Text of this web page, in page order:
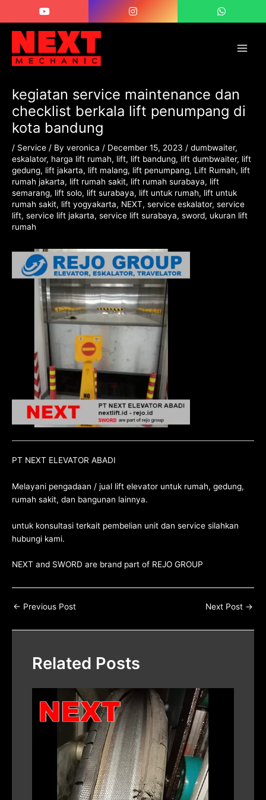
content
kegiatan service maintenance dan
checklist berkala lift penumpang di
kota bandung
/ Service / By veronica / December 15, 2023 / dumbwaiter,
eskalator, harga lift rumah, lift, lift bandung, lift dumbwaiter, lift
gedung, lift jakarta, lift malang, lift penumpang, Lift Rumah, lift
rumah jakarta, lift rumah sakit, lift rumah surabaya, lift
semarang, lift solo, lift surabaya, lift untuk rumah, lift untuk
rumah sakit, lift yogyakarta, NEXT, service eskalator, service
lift, service lift jakarta, service lift surabaya, sword, ukuran lift
rumah
PT NEXT ELEVATOR ABADI
Melayani pengadaan / jual lift elevator untuk rumah, gedung,
rumah sakit, dan bangunan lainnya.
untuk konsultasi terkait pembelian unit dan service silahkan
hubungi kami.
NEXT and SWORD are brand part of REJO GROUP
navigation
← Previous Post Next Post →
Related Posts